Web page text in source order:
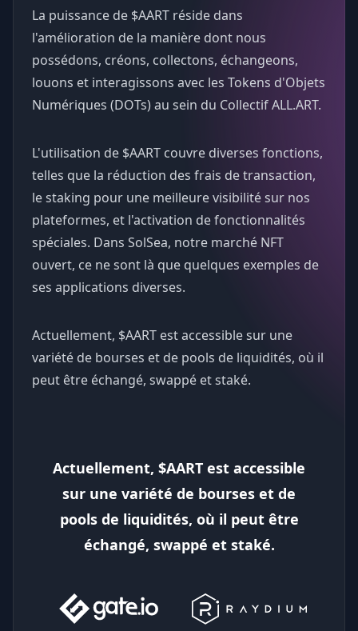
La puissance de $AART réside dans
l'amélioration de la manière dont nous
possédons, créons, collectons, échangeons,
louons et interagissons avec les Tokens d'Objets
Numériques (DOTs) au sein du Collectif ALL.ART.
L'utilisation de $AART couvre diverses fonctions,
telles que la réduction des frais de transaction,
le staking pour une meilleure visibilité sur nos
plateformes, et l'activation de fonctionnalités
spéciales. Dans SolSea, notre marché NFT
ouvert, ce ne sont là que quelques exemples de
ses applications diverses.
Actuellement, $AART est accessible sur une
variété de bourses et de pools de liquidités, où il
peut être échangé, swappé et staké.
Actuellement, $AART est accessible
sur une variété de bourses et de
pools de liquidités, où il peut être
échangé, swappé et staké.